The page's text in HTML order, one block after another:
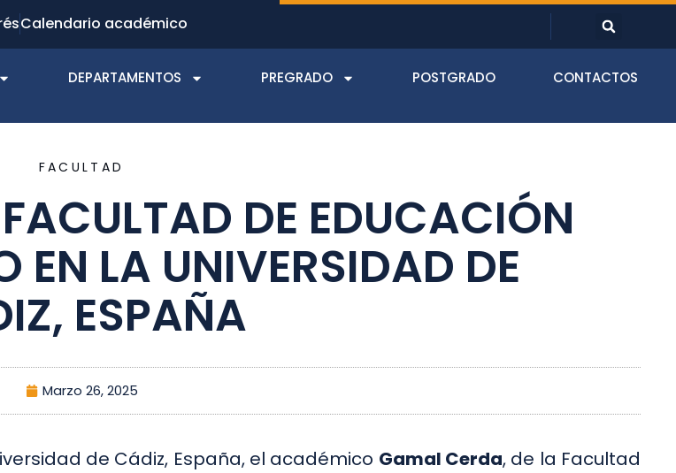
Calendario académico
DEPARTAMENTOS PREGRADO POSTGRADO CONTACTOS
FACULTAD
DE EDUCACIÓN
EN LA UNIVERSIDAD DE
ESPAÑA
Marzo 26, 2025
de Cádiz, España, el académico Gamal Cerda, de la Facultad